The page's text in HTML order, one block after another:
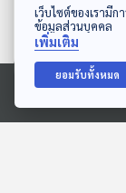
ดาวน์โหลด Thai PBS
Ⓒ 2020 องค์การกระจายเสีย
EP. 19: ซอกแซ
SS2 EP19 เมื่อแ
ขาว
ทีละเรื่อง ทีละภาพ
เว็บไซต์ของเรามี
ข้อมูลส่วนบุคคล
เพิ่มเติม
ยอมรับทั้งหมด